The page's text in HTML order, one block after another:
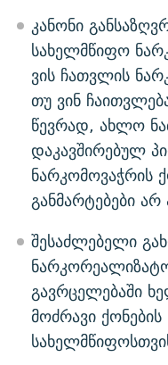
კანონი
სახელმწიფო
ვის ჩათვლის
თუ ვინ
წევრად, ახლო
დაკავშირებულ
ნარკომოვაჭრის
განმარტებები
შესაძლებელი
გავრცელებაში
მოძრავი